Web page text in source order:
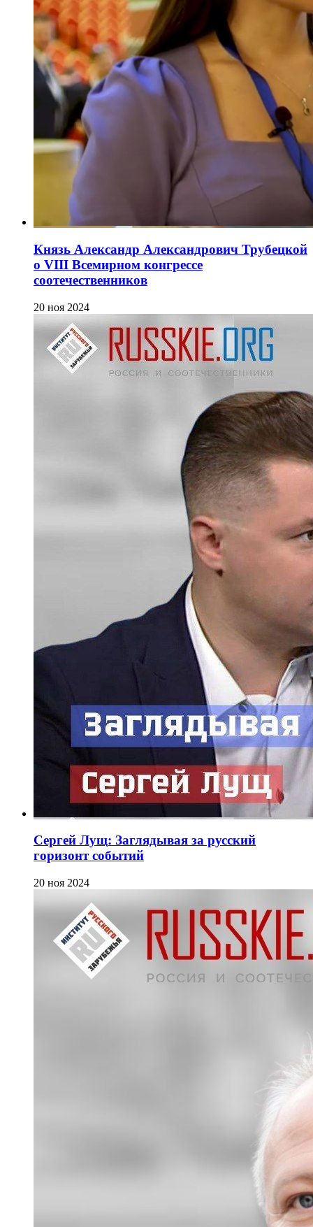
Князь Александр Александрович Трубецкой
о VIII Всемирном конгрессе
соотечественников
20 ноя 2024
Сергей Лущ: Заглядывая за русский
горизонт событий
20 ноя 2024